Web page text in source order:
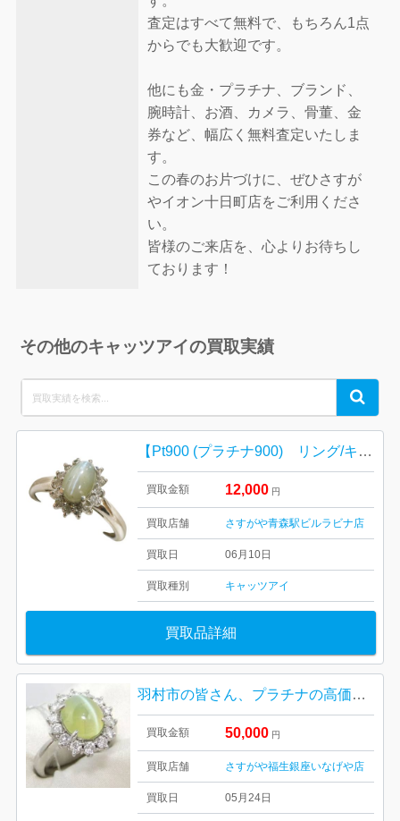
査定はすべて無料で、もちろん1点
からでも大歓迎です。
他にも金・プラチナ、ブランド、
腕時計、お酒、カメラ、骨董、金
券など、幅広く無料査定いたしま
す。
この春のお片づけに、ぜひさすが
やイオン十日町店をご利用くださ
い。
皆様のご来店を、心よりお待ちし
ております！
その他のキャッツアイの買取実績
for:
Search
【Pt900 (プラチナ900) リング/キャッツアイ・貴金属・宝石・アクセサリー・メンズ・レディース】
買取金額 12,000 円
買取店舗 さすがや青森駅ビルラビナ店
買取日 06月10日
買取種別 キャッツアイ
買取品詳細
羽村市の皆さん、プラチナの高価買取ならさすがや|Pt900キャッツアイ付きリング| 羽村市神明台
買取金額 50,000 円
買取店舗 さすがや福生銀座いなげや店
買取日 05月24日